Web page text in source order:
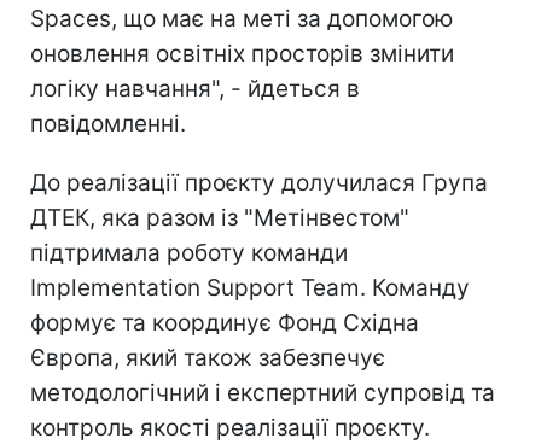
Spaces, що має на меті за допомогою
оновлення освітніх просторів змінити
логіку навчання", - йдеться в
повідомленні.
До реалізації проєкту долучилася Група
ДТЕК, яка разом із "Метінвестом"
підтримала роботу команди
Implementation Support Team. Команду
формує та координує Фонд Східна
Європа, який також забезпечує
методологічний і експертний супровід та
контроль якості реалізації проєкту.